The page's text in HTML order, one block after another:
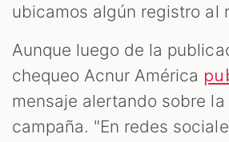
ubicamos algún registro al
Aunque luego de la
chequeo Acnur América
mensaje alertando sobre la
campaña. "En redes